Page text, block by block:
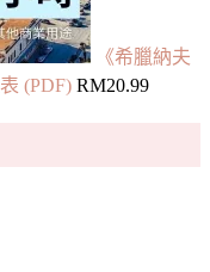
《希臘納夫
(PDF) RM20.99